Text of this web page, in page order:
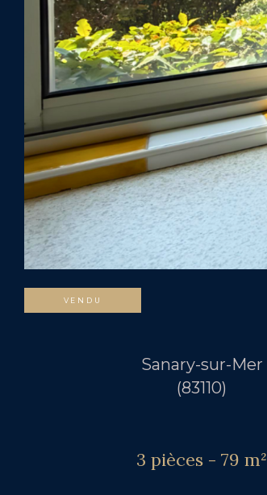
VENDU
Sanary-sur-Mer
(83110)
3 pièces - 79 m²